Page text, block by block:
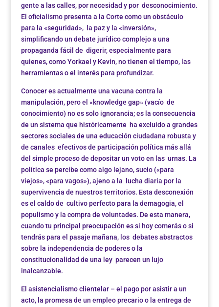
gente a las calles, por necesidad y por desconocimiento.
El oficialismo presenta a la Corte como un obstáculo
para la «seguridad», la paz y la «inversión»,
simplificando un debate jurídico complejo a una
propaganda fácil de digerir, especialmente para
quienes, como Yorkael y Kevin, no tienen el tiempo, las
herramientas o el interés para profundizar.
Conocer es actualmente una vacuna contra la
manipulación, pero el «knowledge gap» (vacío de
conocimiento) no es solo ignorancia; es la consecuencia
de un sistema que históricamente ha excluido a grandes
sectores sociales de una educación ciudadana robusta y
de canales efectivos de participación política más allá
del simple proceso de depositar un voto en las urnas. La
política se percibe como algo lejano, sucio («para
viejos», «para vagos»), ajeno a la lucha diaria por la
supervivencia de nuestros territorios. Esta desconexión
es el caldo de cultivo perfecto para la demagogia, el
populismo y la compra de voluntades. De esta manera,
cuando tu principal preocupación es si hoy comerás o si
tendrás para el pasaje mañana, los debates abstractos
sobre la independencia de poderes o la
constitucionalidad de una ley parecen un lujo
inalcanzable.
El asistencialismo clientelar – el pago por asistir a un
acto, la promesa de un empleo precario o la entrega de